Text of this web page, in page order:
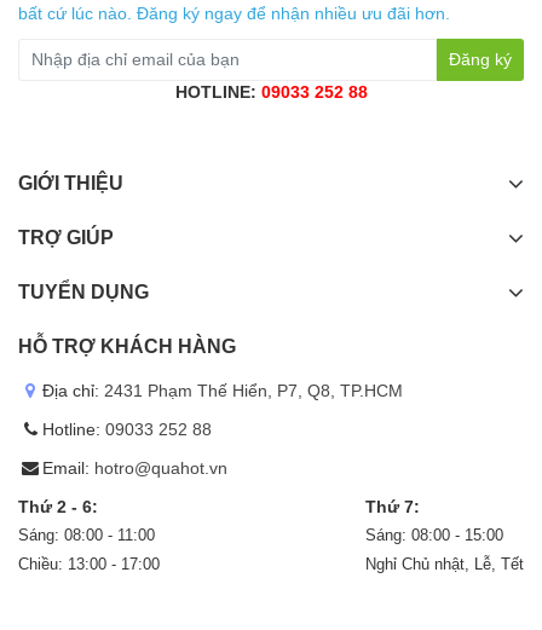
bất cứ lúc nào. Đăng ký ngay để nhận nhiều ưu đãi hơn.
Đăng ký
HOTLINE: 09033 252 88
GIỚI THIỆU
TRỢ GIÚP
TUYỂN DỤNG
HỖ TRỢ KHÁCH HÀNG
Địa chỉ: 2431 Phạm Thế Hiển, P7, Q8, TP.HCM
Hotline: 09033 252 88
Email: hotro@quahot.vn
Thứ 2 - 6:
Sáng: 08:00 - 11:00
Chiều: 13:00 - 17:00
Thứ 7:
Sáng: 08:00 - 15:00
Nghỉ Chủ nhật, Lễ, Tết